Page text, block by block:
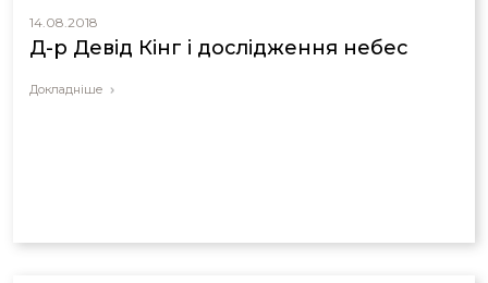
14.08.2018
Д-р Девід Кінг і дослідження небес
Докладніше